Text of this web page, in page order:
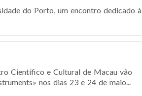
do Porto, um encontro dedicado à
Científico e Cultural de Macau vão
nos dias 23 e 24 de maio...